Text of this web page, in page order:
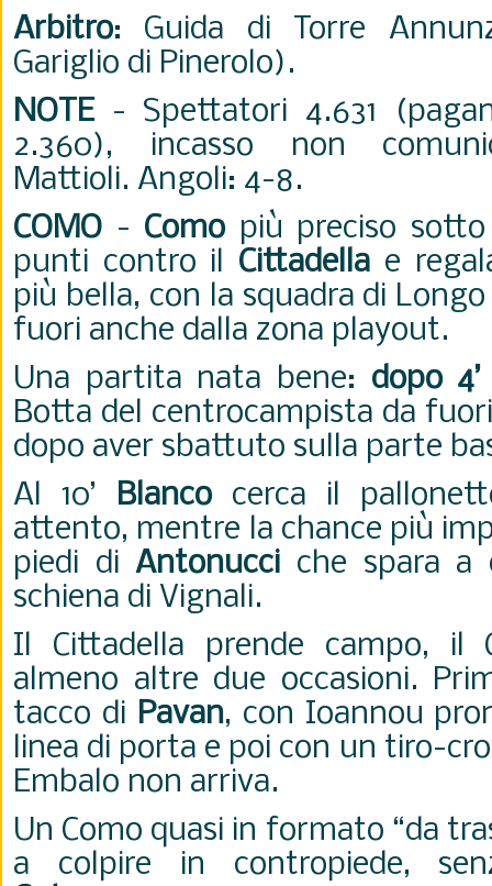
Arbitro: Guida di Torre
Gariglio di Pinerolo).
NOTE - Spettatori 4.631
2.360), incasso non
Mattioli. Angoli: 4-8.
COMO - Comopiù preciso
punti contro il Cittadella e
più bella, con la squadra di
fuori anche dalla zona playout.
Una partita nata bene: dopo
Botta del centrocampista da
dopo aver sbattuto sulla parte
Al 10’ Blancocerca il
attento, mentre la chance più
piedi diAntonucci che spara a
schiena di Vignali.
Il Cittadella prende campo, il
almeno altre due occasioni.
tacco di Pavan, con Ioannou
linea di porta e poi con un tiro-
Embalo non arriva.
Un Como quasi in formato “da
a colpire in contropiede,